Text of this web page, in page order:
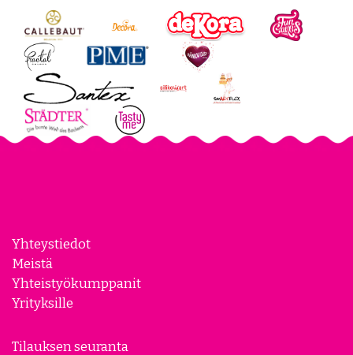
Yhteystiedot
Meistä
Yhteistyökumppanit
Yrityksille
Tilauksen seuranta